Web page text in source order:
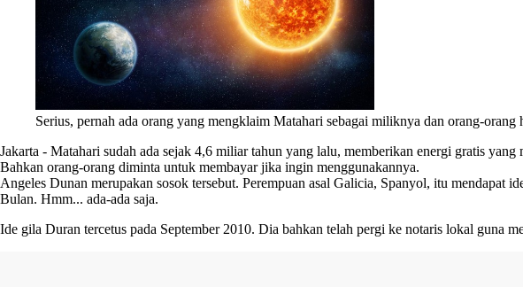
Serius, pernah ada orang yang mengklaim Matahari sebagai miliknya dan orang-
Jakarta - Matahari sudah ada sejak 4,6 miliar tahun yang lalu, memberikan energi gratis
Bahkan orang-orang diminta untuk membayar jika ingin menggunakannya.
Angeles Dunan merupakan sosok tersebut. Perempuan asal Galicia, Spanyol, itu
Bulan. Hmm... ada-ada saja.
Ide gila Duran tercetus pada September 2010. Dia bahkan telah pergi ke notaris lokal guna